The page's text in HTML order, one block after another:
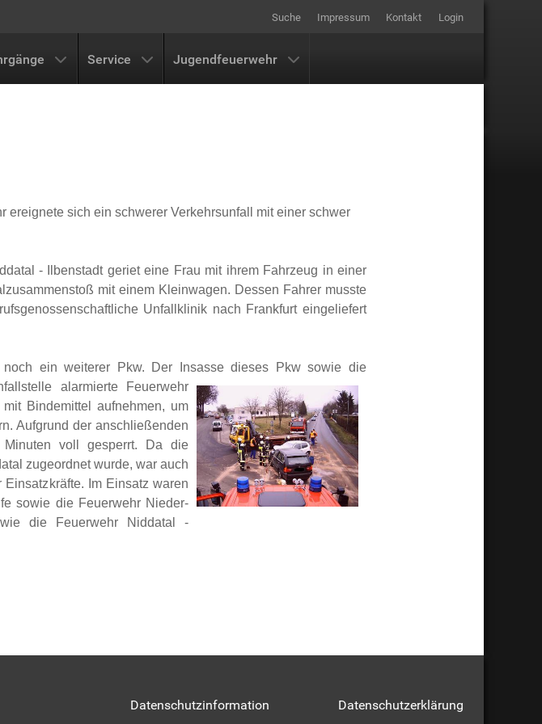
Suche Impressum Kontakt Login
Service Jugendfeuerwehr
ereignete sich ein schwerer Verkehrsunfall mit einer schwer
- Ilbenstadt geriet eine Frau mit ihrem Fahrzeug in einer
mit einem Kleinwagen. Dessen Fahrer musste
Unfallklinik nach Frankfurt eingeliefert
noch einweiterer Pkw. Der Insasse dieses Pkw sowie die
alarmierte Feuerwehr
Bindemittel aufnehmen, um
Aufgrund der anschließenden
voll gesperrt. Da die
zugeordnet wurde, war auch
Einsatzkräfte.
Im Einsatz waren
sowie die Feuerwehr Nieder-
die Feuerwehr Niddatal -
Datenschutzinformation Datenschutzerklärung